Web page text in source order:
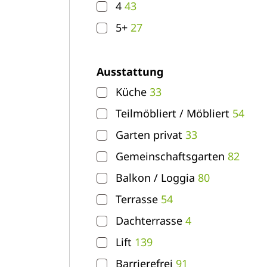
4 43
5+ 27
Ausstattung
Küche 33
Teilmöbliert / Möbliert 54
Garten privat 33
Gemeinschaftsgarten 82
Balkon / Loggia 80
Terrasse 54
Dachterrasse 4
Lift 139
Barrierefrei 91